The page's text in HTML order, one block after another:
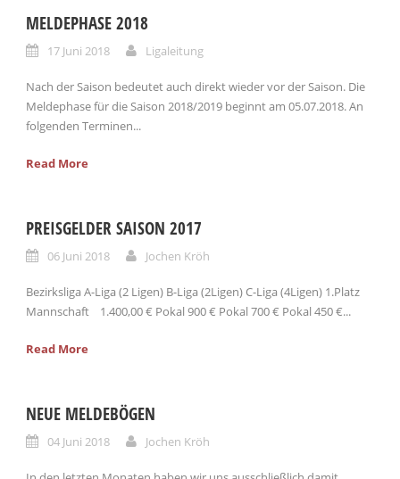
MELDEPHASE 2018
17 Juni 2018 Ligaleitung
Nach der Saison bedeutet auch direkt wieder vor der Saison. Die
Meldephase für die Saison 2018/2019 beginnt am 05.07.2018. An
folgenden Terminen...
Read More
PREISGELDER SAISON 2017
06 Juni 2018 Jochen Kröh
Bezirksliga A-Liga (2 Ligen) B-Liga (2Ligen) C-Liga (4Ligen) 1.Platz
Mannschaft 1.400,00 € Pokal 900 € Pokal 700 € Pokal 450 €...
Read More
NEUE MELDEBÖGEN
04 Juni 2018 Jochen Kröh